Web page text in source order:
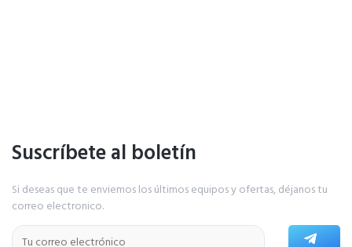
Suscríbete al boletín
Si deseas que te enviemos los últimos equipos y ofertas, déjanos tu
correo electronico.